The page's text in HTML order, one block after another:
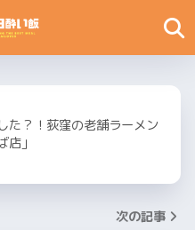
た？！荻窪の老舗ラーメン
店」
次の記事